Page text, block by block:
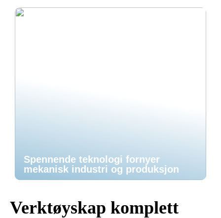
Spennende teknologi fornyer
mekanisk industri og produksjon
Verktøyskap komplett